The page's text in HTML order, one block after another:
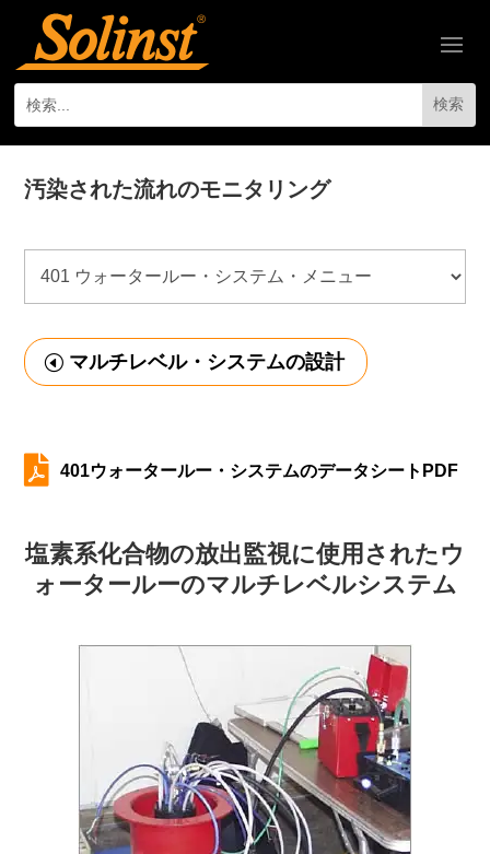
汚染された流れのモニタリング
マルチレベル・システムの設計
 401ウォータールー・システムのデータシートPDF
塩素系化合物の放出監視に使用されたウ
ォータールーのマルチレベルシステム